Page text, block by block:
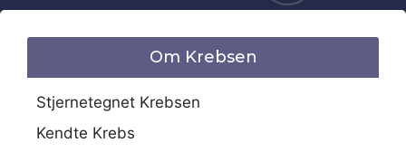
Om Krebsen
Stjernetegnet Krebsen
Kendte Krebs